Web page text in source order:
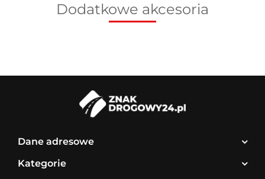
Dodatkowe akcesoria
Dane adresowe
Kategorie